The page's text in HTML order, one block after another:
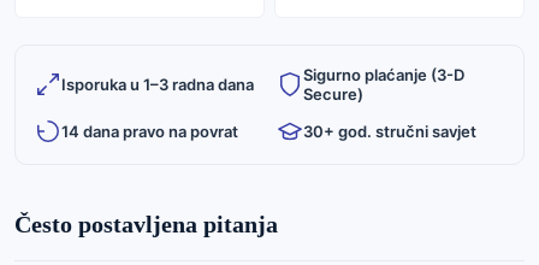
Isporuka u 1–3 radna dana
Sigurno plaćanje (3-D
Secure)
14 dana pravo na povrat
30+ god. stručni savjet
Često postavljena pitanja